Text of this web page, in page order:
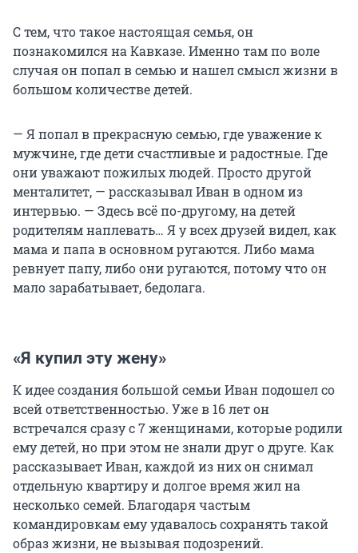
С тем, что такое настоящая семья, он
познакомился на Кавказе. Именно там по воле
случая он попал в семью и нашел смысл жизни в
большом количестве детей.
— Я попал в прекрасную семью, где уважение к
мужчине, где дети счастливые и радостные. Где
они уважают пожилых людей. Просто другой
менталитет, — рассказывал Иван в одном из
интервью. — Здесь всё по-другому, на детей
родителям наплевать… Я у всех друзей видел, как
мама и папа в основном ругаются. Либо мама
ревнует папу, либо они ругаются, потому что он
мало зарабатывает, бедолага.
«Я купил эту жену»
К идее создания большой семьи Иван подошел со
всей ответственностью. Уже в 16 лет он
встречался сразу с 7 женщинами, которые родили
ему детей, но при этом не знали друг о друге. Как
рассказывает Иван, каждой из них он снимал
отдельную квартиру и долгое время жил на
несколько семей. Благодаря частым
командировкам ему удавалось сохранять такой
образ жизни, не вызывая подозрений.